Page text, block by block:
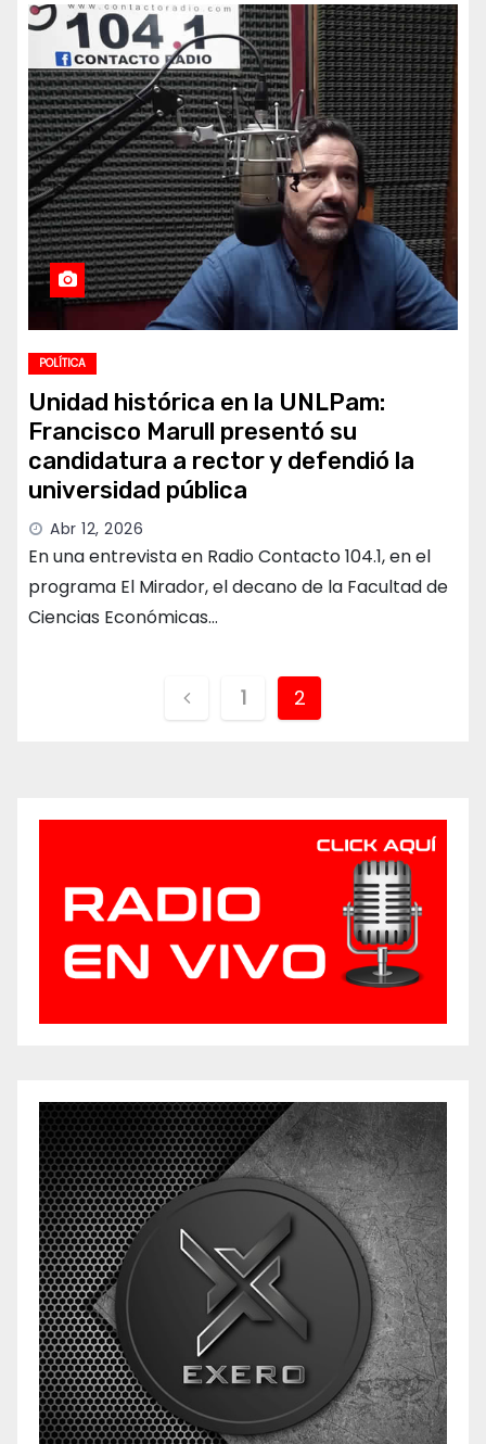
POLÍTICA
Unidad histórica en la UNLPam:
Francisco Marull presentó su
candidatura a rector y defendió la
universidad pública
Abr 12, 2026
En una entrevista en Radio Contacto 104.1, en el
programa El Mirador, el decano de la Facultad de
Ciencias Económicas…
Paginación
1 2